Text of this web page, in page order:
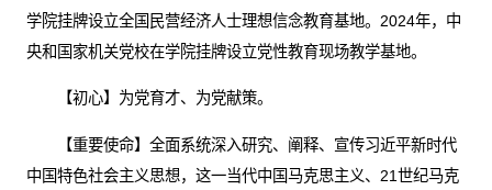
学院挂牌设立全国民营经济人士理想信念教育基地。2024年，中
央和国家机关党校在学院挂牌设立党性教育现场教学基地。
【初心】为党育才、为党献策。
【重要使命】全面系统深入研究、阐释、宣传习近平新时代
中国特色社会主义思想，这一当代中国马克思主义、21世纪马克